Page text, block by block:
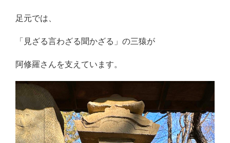
足元では、
「見ざる言わざる聞かざる」の三猿が
阿修羅さんを支えています。